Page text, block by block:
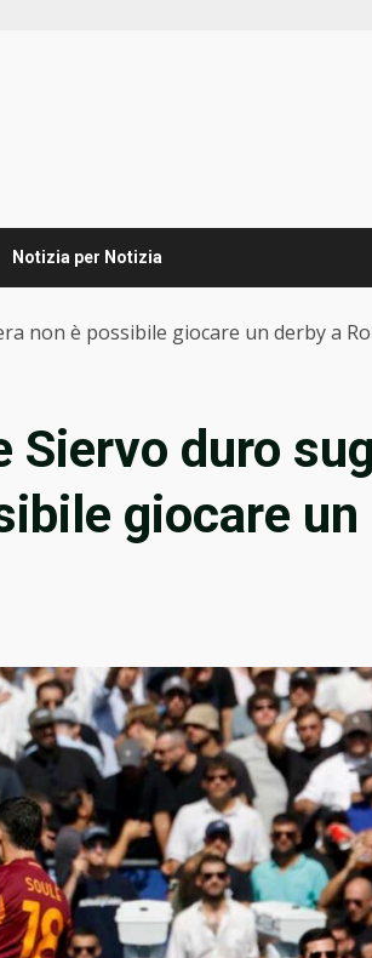
Notizia per Notizia
non è possibile giocare un derby a
Siervo duro
giocare un